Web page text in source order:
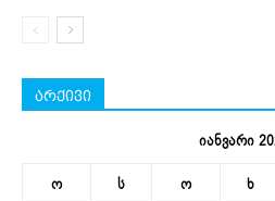
არქივი
იანვარი
ო ს ო ხ